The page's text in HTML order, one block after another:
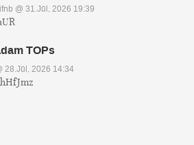
@ 31.Jūl, 2026 19:39
TOPs
28.Jūl, 2026 14:34